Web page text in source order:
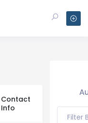
Contact
Info
Filter